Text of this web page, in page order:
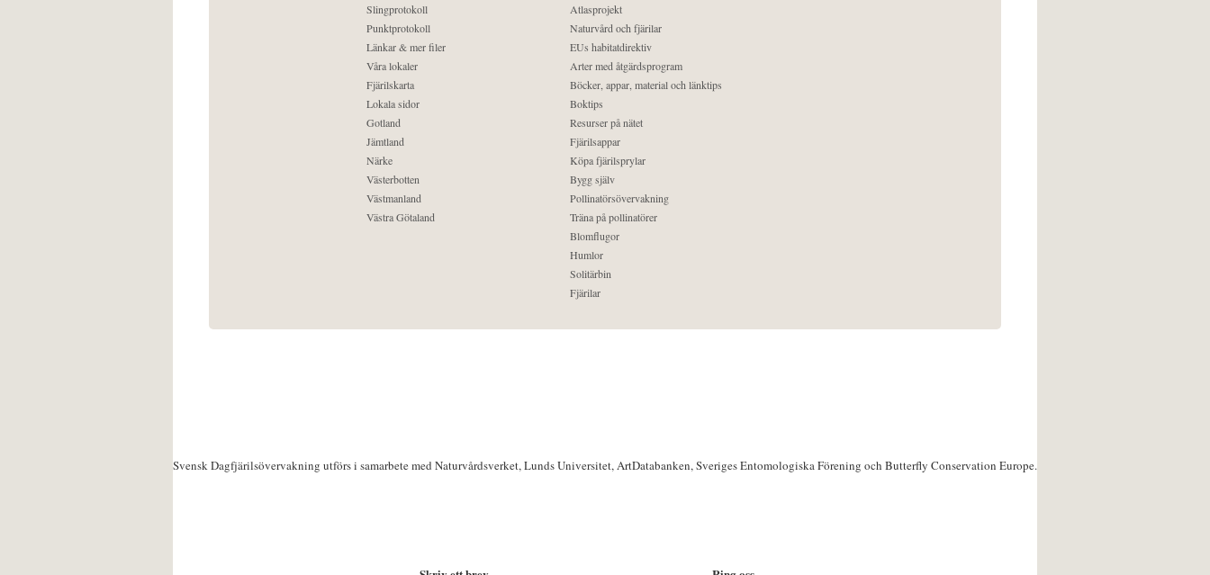
Slingprotokoll
Punktprotokoll
Länkar & mer filer
Våra lokaler
Fjärilskarta
Lokala sidor
Gotland
Jämtland
Närke
Västerbotten
Västmanland
Västra Götaland
Atlasprojekt
Naturvård och fjärilar
EUs habitatdirektiv
Arter med åtgärdsprogram
Böcker, appar, material och länktips
Boktips
Resurser på nätet
Fjärilsappar
Köpa fjärilsprylar
Bygg själv
Pollinatörsövervakning
Träna på pollinatörer
Blomflugor
Humlor
Solitärbin
Fjärilar
Svensk Dagfjärilsövervakning utförs i samarbete med Naturvårdsverket, Lunds Universitet, ArtDatabanken, Sveriges Entomologiska Förening och Butterfly Conservation Europe.